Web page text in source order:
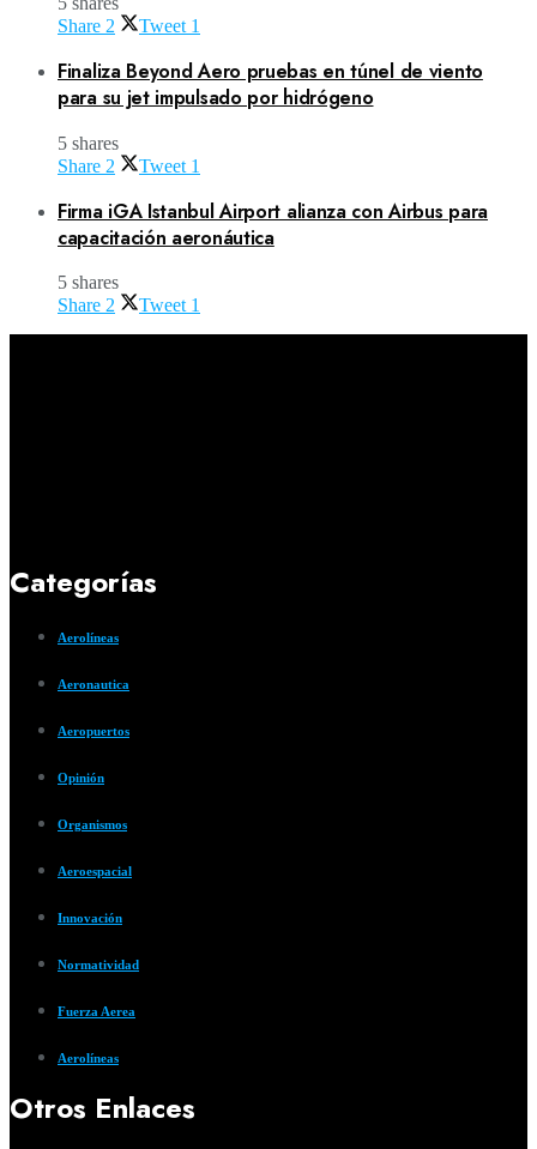
Share 2 Tweet 1
Finaliza Beyond Aero pruebas en túnel de viento
para su jet impulsado por hidrógeno
5 shares
Share 2 Tweet 1
Firma iGA Istanbul Airport alianza con Airbus para
capacitación aeronáutica
5 shares
Share 2 Tweet 1
Categorías
Aerolíneas
Aeronautica
Aeropuertos
Opinión
Organismos
Aeroespacial
Innovación
Normatividad
Fuerza Aerea
Aerolíneas
Otros Enlaces